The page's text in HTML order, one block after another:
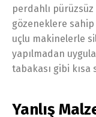
perdahlı
gözeneklere
uçlu makinelerle
yapılmadan
tabakası gibi
Yanlış